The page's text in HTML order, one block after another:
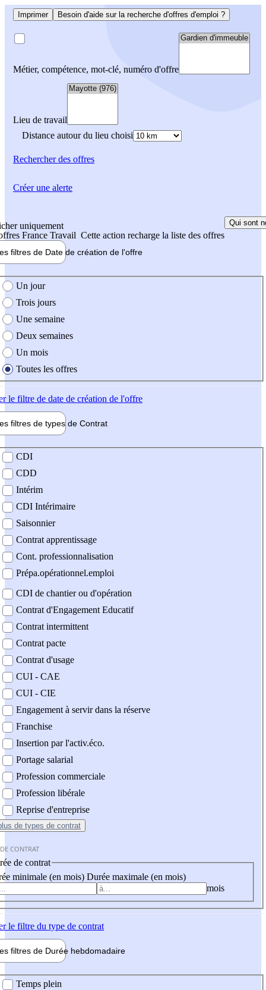
Imprimer Besoin d'aide sur la recherche d'offres d'emploi ?
Métier, compétence, mot-clé, numéro d'offre
Lieu de travail
Distance autour du lieu choisi
Rechercherdes offres
uniquement
France Travail Cette action recharge la liste des offres
Qui sont
filtres de Date de création de l'offre
création de l'offre
Un jour
Trois jours
Une semaine
Deux semaines
Un mois
Toutes les offres
le filtre de date de création de l'offre
filtres de types de Contrat
contrat
CDI
CDD
Intérim
CDI Intérimaire
Saisonnier
Contrat apprentissage
Cont. professionnalisation
Prépa.opérationnel.emploi
CDI de chantier ou d'opération
Contrat d'Engagement Educatif
Contrat intermittent
Contrat pacte
Contrat d'usage
CUI - CAE
CUI - CIE
Engagement à servir dans la réserve
Franchise
Insertion par l'activ.éco.
Portage salarial
Profession commerciale
Profession libérale
Reprise d'entreprise
de types de contrat
CONTRAT
de contrat
minimale (en mois) Durée maximale (en mois)
mois
le filtre du type de contrat
filtres de Durée hebdomadaire
Temps plein
Créer une alerte